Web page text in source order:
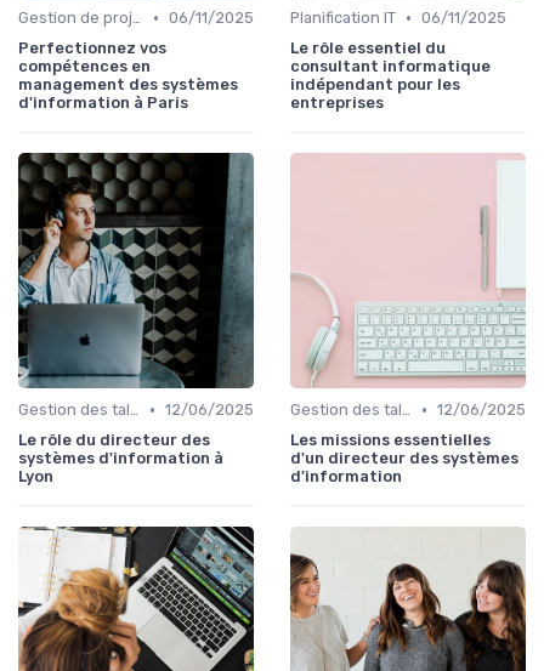
Gestion de projets • 06/11/2025
Perfectionnez vos
compétences en
management des systèmes
d'information à Paris
Planification IT • 06/11/2025
Le rôle essentiel du
consultant informatique
indépendant pour les
entreprises
Gestion des talents IT • 12/06/2025
Le rôle du directeur des
systèmes d'information à
Lyon
Gestion des talents IT • 12/06/2025
Les missions essentielles
d'un directeur des systèmes
d'information